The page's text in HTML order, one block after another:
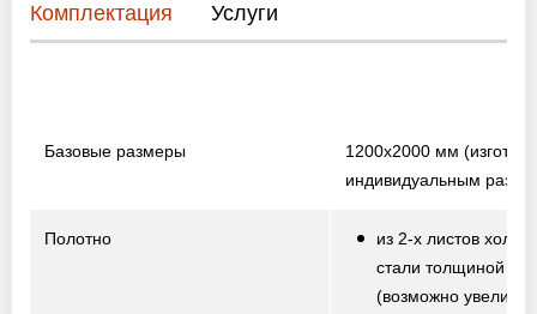
Комплектация Услуги
Базовые размеры 1200х2000 мм
индивидуальным
Полотно
из 2-х листов
стали толщиной
(возможно